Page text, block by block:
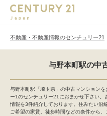
不動産・不動産情報のセンチュリー21
与野本町駅の中
与野本町駅「埼玉県」の中古マンション
ー1のセンチュリー21におまかせ下さい
情報を3件紹介しております。住みたい沿
ご希望の家賃、徒歩時間などの条件から